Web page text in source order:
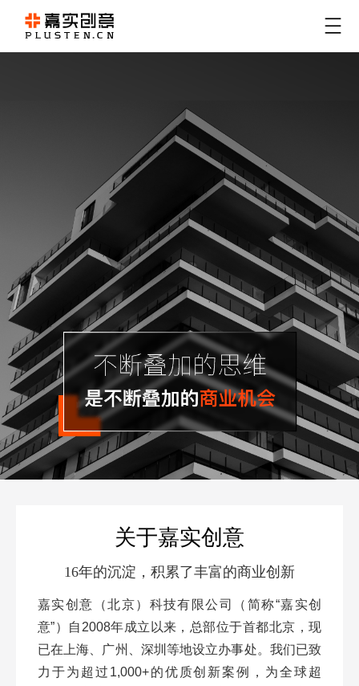
关于嘉实创意
16年的沉淀，积累了丰富的商业创新
嘉实创意（北京）科技有限公司（简称“嘉实创
意”）自2008年成立以来，总部位于首都北京，现
已在上海、广州、深圳等地设立办事处。我们已致
力于为超过1,000+的优质创新案例，为全球超